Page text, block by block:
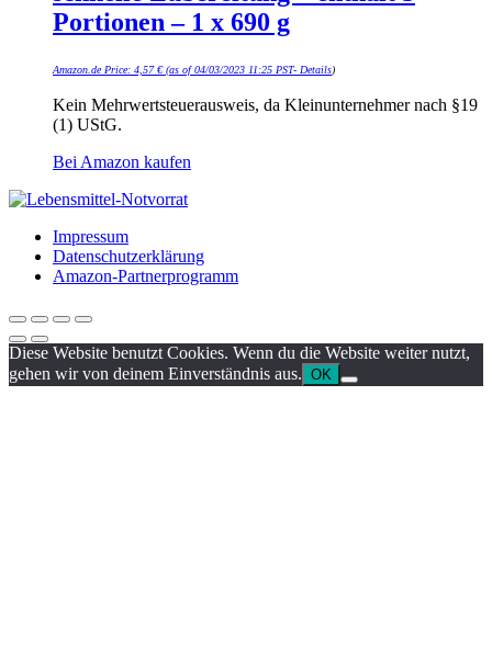
Portionen – 1 x 690 g
Amazon.de Price: 4,57€(as of 04/03/2023 11:25 PST- Details)
Kein Mehrwertsteuerausweis, da Kleinunternehmer nach §19
(1) UStG.
Bei Amazon kaufen
Impressum
Datenschutzerklärung
Amazon-Partnerprogramm
Diese Website benutzt Cookies. Wenn du die Website weiter nutzt,
gehen wir von deinem Einverständnis aus. OK